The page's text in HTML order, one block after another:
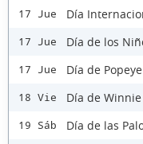
17 Jue Día
17 Jue Día de los
17 Jue Día de Popeye
18 Vie Día de
19 Sáb Día de las